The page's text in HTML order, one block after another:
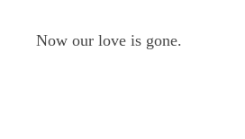
Now our love is gone.